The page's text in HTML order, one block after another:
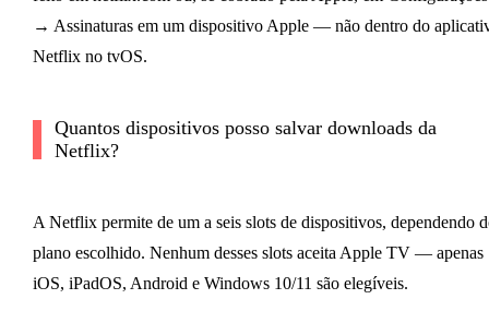
→ Assinaturas em um dispositivo Apple — não dentro do
Netflix no tvOS.
Quantos dispositivos posso salvar downloads da
Netflix?
A Netflix permite de um a seis slots de dispositivos, dependendo
plano escolhido. Nenhum desses slots aceita Apple TV — apenas
iOS, iPadOS, Android e Windows 10/11 são elegíveis.